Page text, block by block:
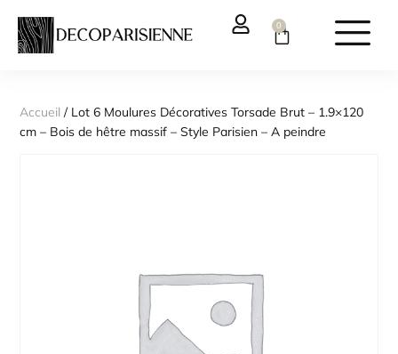
0
Accueil / Lot 6 Moulures Décoratives Torsade Brut – 1.9×120
cm – Bois de hêtre massif – Style Parisien – A peindre